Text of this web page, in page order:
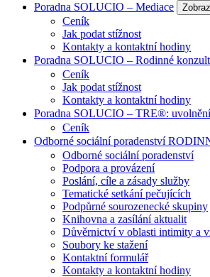
Poradna SOLUCIO – Mediace
Ceník
Jak podat stížnost
Kontakty a kontaktní hodiny
Poradna SOLUCIO – Rodinné
Ceník
Jak podat stížnost
Kontakty a kontaktní hodiny
Poradna SOLUCIO – TRE®: uvolnění
Ceník
Odborné sociální poradenství
Odborné sociální poradenství
Podpora a provázení
Poslání, cíle a zásady služby
Tematické setkání pečujících
Podpůrné sourozenecké skupiny
Knihovna a zasílání aktualit
Důvěrnictví v oblasti intimity a
Soubory ke stažení
Kontaktní formulář
Kontakty a kontaktní hodiny